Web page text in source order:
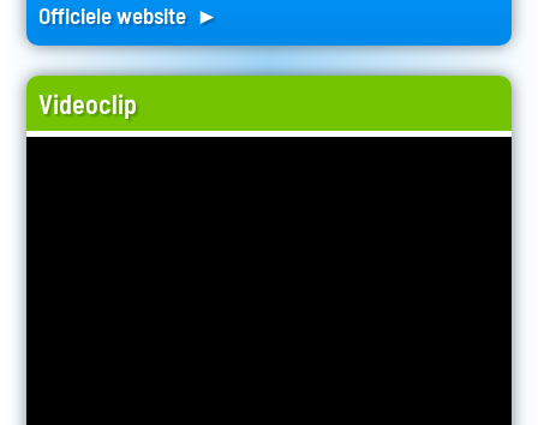
Officiele website ►
Videoclip